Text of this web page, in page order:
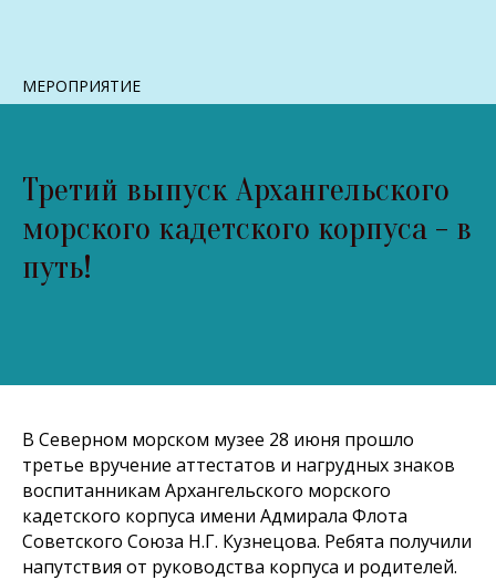
МЕРОПРИЯТИЕ
Третий выпуск Архангельского
морского кадетского корпуса - в
путь!
В Северном морском музее 28 июня прошло
третье вручение аттестатов и нагрудных знаков
воспитанникам Архангельского морского
кадетского корпуса имени Адмирала Флота
Советского Союза Н.Г. Кузнецова. Ребята получили
напутствия от руководства корпуса и родителей.